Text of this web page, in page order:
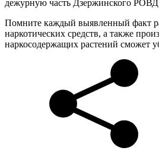
дежурную часть Дзержинского
Помните каждый выявленный факт
наркотических средств, а также
наркосодержащих растений сможет